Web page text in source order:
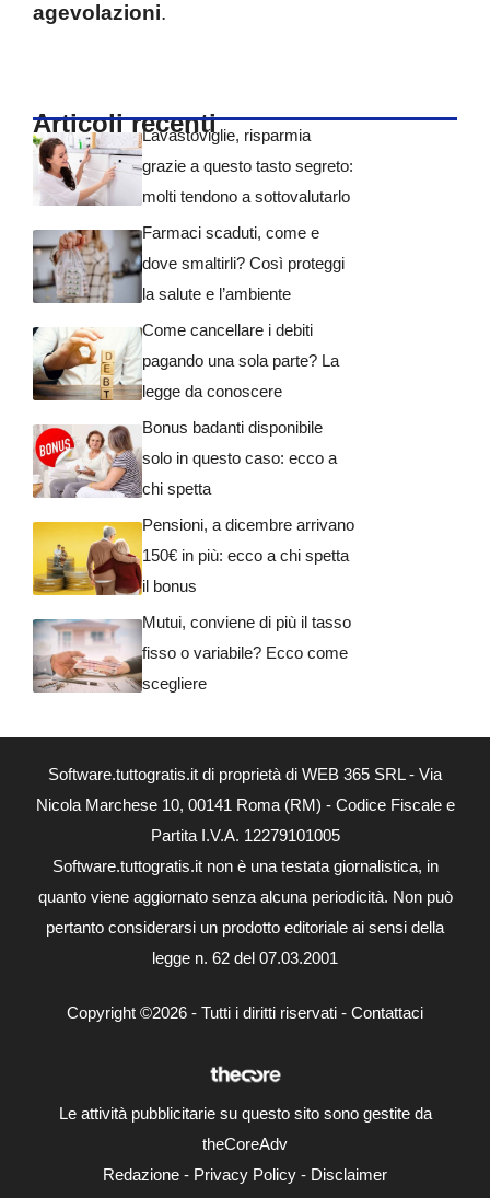
agevolazioni.
Articoli recentiLavastoviglie, risparmia
grazie a questo tasto segreto:
molti tendono a sottovalutarlo
Farmaci scaduti, come e
dove smaltirli? Così proteggi
la salute e l’ambiente
Come cancellare i debiti
pagando una sola parte? La
legge da conoscere
Bonus badanti disponibile
solo in questo caso: ecco a
chi spetta
Pensioni, a dicembre arrivano
150€ in più: ecco a chi spetta
il bonus
Mutui, conviene di più il tasso
fisso o variabile? Ecco come
scegliere
Software.tuttogratis.it di proprietà di WEB 365 SRL - Via
Nicola Marchese 10, 00141 Roma (RM) - Codice Fiscale e
Partita I.V.A. 12279101005
Software.tuttogratis.it non è una testata giornalistica, in
quanto viene aggiornato senza alcuna periodicità. Non può
pertanto considerarsi un prodotto editoriale ai sensi della
legge n. 62 del 07.03.2001
Copyright ©2026 - Tutti i diritti riservati - Contattaci
Le attività pubblicitarie su questo sito sono gestite da
theCoreAdv
Redazione - Privacy Policy - Disclaimer